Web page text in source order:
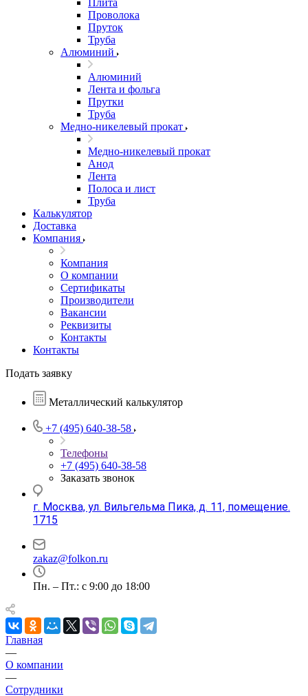
Плита
Проволока
Пруток
Труба
Алюминий
Алюминий
Лента и фольга
Прутки
Труба
Медно-никелевый прокат
Медно-никелевый прокат
Анод
Лента
Полоса и лист
Труба
Калькулятор
Доставка
Компания
Компания
О компании
Сертификаты
Производители
Вакансии
Реквизиты
Контакты
Контакты
Подать заявку
Металлический калькулятор
+7 (495) 640-38-58
Телефоны
+7 (495) 640-38-58
Заказать звонок
г. Москва, ул. Вильгельма Пика, д. 11, помещение.
1715
zakaz@folkon.ru
Пн. – Пт.: с 9:00 до 18:00
Главная
—
О компании
—
Сотрудники